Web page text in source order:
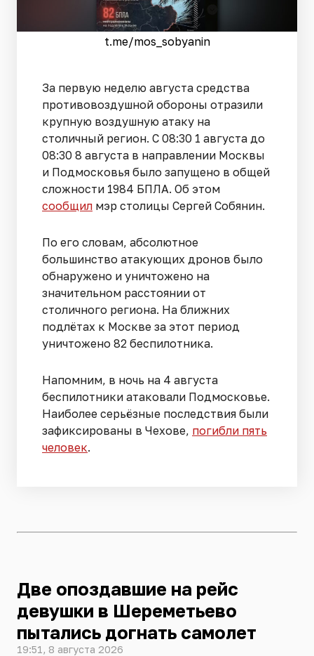
t.me/mos_sobyanin
За первую неделю августа средства
противовоздушной обороны отразили
крупную воздушную атаку на
столичный регион. С 08:30 1 августа до
08:30 8 августа в направлении Москвы
и Подмосковья было запущено в общей
сложности 1984 БПЛА. Об этом
сообщил мэр столицы Сергей Собянин.
По его словам, абсолютное
большинство атакующих дронов было
обнаружено и уничтожено на
значительном расстоянии от
столичного региона. На ближних
подлётах к Москве за этот период
уничтожено 82 беспилотника.
Напомним, в ночь на 4 августа
беспилотники атаковали Подмосковье.
Наиболее серьёзные последствия были
зафиксированы в Чехове, погибли пять
человек.
Две опоздавшие на рейс
девушки в Шереметьево
пытались догнать самолет
19:51, 8 августа 2026